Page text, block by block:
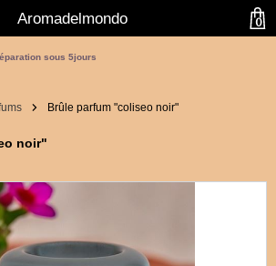
Aromadelmondo
sous 5jours
Brûle parfum "coliseo noir"
noir"
0